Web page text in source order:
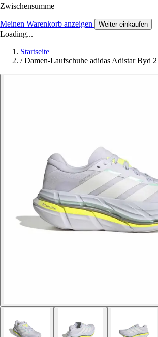
Zwischensumme
Meinen Warenkorb anzeigen Weiter einkaufen
Loading...
Startseite
/ Damen-Laufschuhe adidas Adistar Byd 2